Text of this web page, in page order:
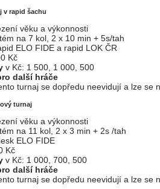
v rapid šachu
věku a výkonnosti
na 7 kol, 2 x 10 min + 5s/tah
ELO FIDE a rapid LOK ČR
Kč
v Kč: 1 500, 1 000, 500
další hráče
turnaj se dopředu neevidují a lze se
turnaj
věku a výkonnosti
na 11 kol, 2 x 3 min + 2s /tah
ELO FIDE
Kč
v Kč: 1 000, 700, 500
další hráče
turnaj se dopředu neevidují a lze se